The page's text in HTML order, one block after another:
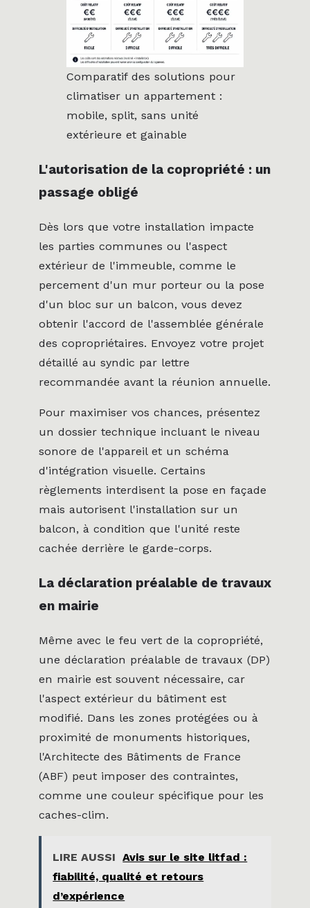
Comparatif des solutions pour
climatiser un appartement :
mobile, split, sans unité
extérieure et gainable
L'autorisation de la copropriété : un
passage obligé
Dès lors que votre installation impacte
les parties communes ou l'aspect
extérieur de l'immeuble, comme le
percement d'un mur porteur ou la pose
d'un bloc sur un balcon, vous devez
obtenir l'accord de l'assemblée générale
des copropriétaires. Envoyez votre projet
détaillé au syndic par lettre
recommandée avant la réunion annuelle.
Pour maximiser vos chances, présentez
un dossier technique incluant le niveau
sonore de l'appareil et un schéma
d'intégration visuelle. Certains
règlements interdisent la pose en façade
mais autorisent l'installation sur un
balcon, à condition que l'unité reste
cachée derrière le garde-corps.
La déclaration préalable de travaux
en mairie
Même avec le feu vert de la copropriété,
une déclaration préalable de travaux (DP)
en mairie est souvent nécessaire, car
l'aspect extérieur du bâtiment est
modifié. Dans les zones protégées ou à
proximité de monuments historiques,
l'Architecte des Bâtiments de France
(ABF) peut imposer des contraintes,
comme une couleur spécifique pour les
caches-clim.
LIRE AUSSI Avis sur le site litfad :
fiabilité, qualité et retours
d’expérience